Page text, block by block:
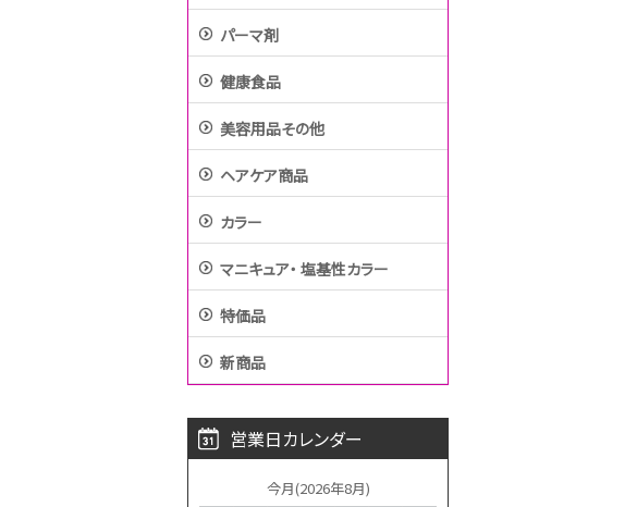
パーマ剤
健康食品
美容用品その他
ヘアケア商品
カラー
マニキュア・ 塩基性カラー
特価品
新商品
営業日カレンダー
今月(2026年8月)